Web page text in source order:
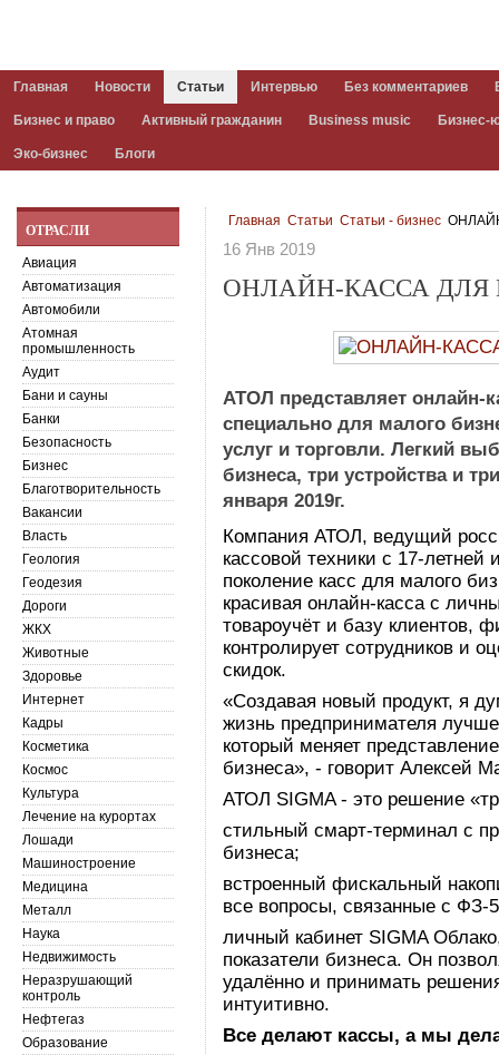
Главная Новости Статьи Интервью Без комментариев
Бизнес и право Активный гражданин Business music Бизнес-
Эко-бизнес Блоги
Главная Статьи Статьи - бизнес
16 Янв 2019
ОНЛАЙН-КАССА ДЛЯ
АТОЛ представляет онлайн-
специально для малого
услуг и торговли. Легкий
бизнеса, три устройства и
января 2019г.
Компания АТОЛ, ведущий
кассовой техники с 17-летней
поколение касс для малого
красивая онлайн-касса с
товароучёт и базу клиентов,
контролирует сотрудников и
скидок.
«Создавая новый продукт, я
жизнь предпринимателя
который меняет
бизнеса», - говорит Алексей
АТОЛ SIGMA - это решение
стильный смарт-терминал с
бизнеса;
встроенный фискальный
все вопросы, связанные с ФЗ-
личный кабинет SIGMA
показатели бизнеса. Он
удалённо и принимать
интуитивно.
Все делают кассы, а мы
ОТРАСЛИ
Авиация
Автоматизация
Автомобили
Атомная
промышленность
Аудит
Бани и сауны
Банки
Безопасность
Бизнес
Благотворительность
Вакансии
Власть
Геология
Геодезия
Дороги
ЖКХ
Животные
Здоровье
Интернет
Кадры
Косметика
Космос
Культура
Лечение на курортах
Лошади
Машиностроение
Медицина
Металл
Наука
Недвижимость
Неразрушающий
контроль
Нефтегаз
Образование